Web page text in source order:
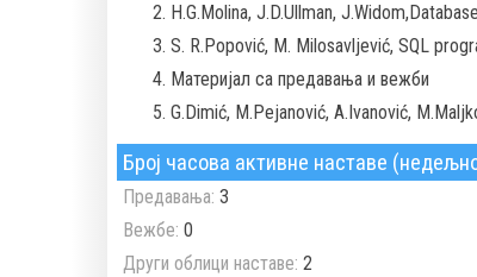
H.G.Molina, J.D.Ullman,
S. R.Popović, M. Milosavljević, SQL
Материјал са предавања и вежби
G.Dimić, M.Pejanović, A.Ivanović,
Број часова активне наставе
Предавања: 3
Вежбе: 0
Други облици наставе: 2